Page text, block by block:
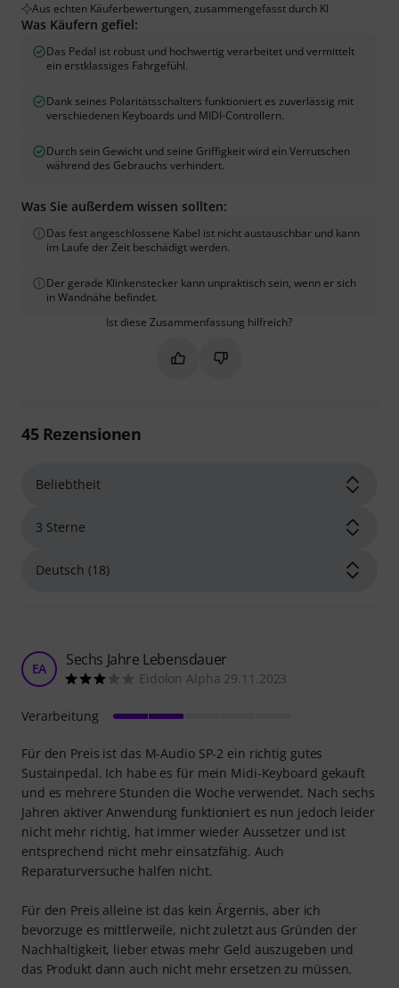
Aus echten Käuferbewertungen, zusammengefasst durch KI
Was Käufern gefiel:
Das Pedal ist robust und hochwertig verarbeitet und vermittelt
ein erstklassiges Fahrgefühl.
Dank seines Polaritätsschalters funktioniert es zuverlässig mit
verschiedenen Keyboards und MIDI-Controllern.
Durch sein Gewicht und seine Griffigkeit wird ein Verrutschen
während des Gebrauchs verhindert.
Was Sie außerdem wissen sollten:
Das fest angeschlossene Kabel ist nicht austauschbar und kann
im Laufe der Zeit beschädigt werden.
Der gerade Klinkenstecker kann unpraktisch sein, wenn er sich
in Wandnähe befindet.
Ist diese Zusammenfassung hilfreich?
Markieren Sie diese
Markieren Sie diese
45Rezensionen
EA Sechs Jahre Lebensdauer
Eidolon Alpha 29.11.2023
Für den Preis ist das M-Audio SP-2 ein richtig gutes
Sustainpedal. Ich habe es für mein Midi-Keyboard gekauft
und es mehrere Stunden die Woche verwendet. Nach sechs
Jahren aktiver Anwendung funktioniert es nun jedoch leider
nicht mehr richtig, hat immer wieder Aussetzer und ist
entsprechend nicht mehr einsatzfähig. Auch
Reparaturversuche halfen nicht.
Für den Preis alleine ist das kein Ärgernis, aber ich
bevorzuge es mittlerweile, nicht zuletzt aus Gründen der
Nachhaltigkeit, lieber etwas mehr Geld auszugeben und
das Produkt dann auch nicht mehr ersetzen zu müssen.
Verarbeitung